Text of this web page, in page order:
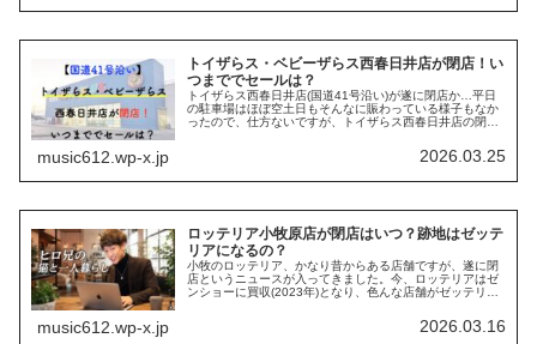
トイザらス・ベビーザらス西春日井店が閉店！い
つまででセールは？
トイザらス西春日井店(国道41号沿い)が遂に閉店か…平日
の駐車場はほぼ空土日もそんなに賑わっている様子もなか
ったので、仕方ないですが、トイザらス西春日井店の閉店
music612.wp-x.jp 2026.03.25
ロッテリア小牧原店が閉店はいつ？跡地はゼッテ
リアになるの？
小牧のロッテリア、かなり昔からある店舗ですが、遂に閉
店というニュースが入ってきました。今、ロッテリアはゼ
ンショーに買収(2023年)となり、色んな店舗がゼッテリア
music612.wp-x.jp 2026.03.16